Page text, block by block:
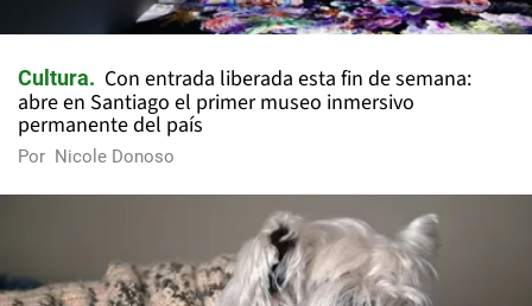
Cultura
Con entrada liberada esta fin de semana:
abre en Santiago el primer museo inmersivo
permanente del país
Por Nicole Donoso